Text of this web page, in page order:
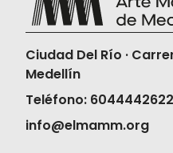
Ciudad Del Río ·
Medellín
Teléfono: 6044442622
info@elmamm.org